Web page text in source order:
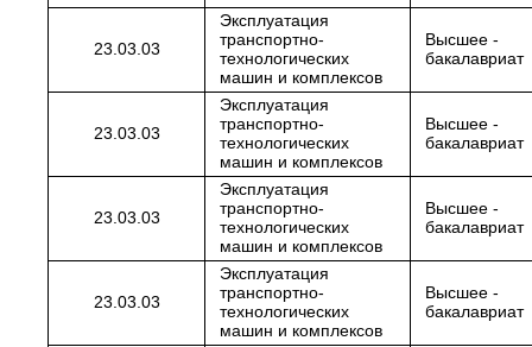
23.03.03
Эксплуатация
транспортно-
технологических
машин и комплексов
Высшее -
бакалавриат
23.03.03
Эксплуатация
транспортно-
технологических
машин и комплексов
Высшее -
бакалавриат
23.03.03
Эксплуатация
транспортно-
технологических
машин и комплексов
Высшее -
бакалавриат
23.03.03
Эксплуатация
транспортно-
технологических
машин и комплексов
Высшее -
бакалавриат